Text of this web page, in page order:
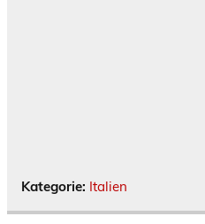
Kategorie: Italien